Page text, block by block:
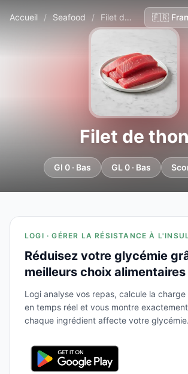
Accueil / Seafood / Filet de thon
Filet de thon
GI 0 · Bas GL 0 · Bas
LOGI · GÉRER LA RÉSISTANCE À
Réduisez votre glycémie
meilleurs choix alimentaires
Logi analyse vos repas, calcule la
en temps réel et vous montre
chaque ingrédient affecte votre glycémie.